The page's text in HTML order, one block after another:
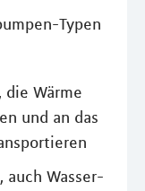
Typen
die Wärme
und an das
auch Wasser-